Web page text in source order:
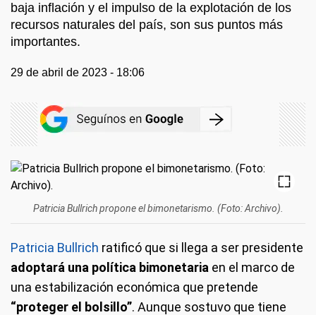
baja inflación y el impulso de la explotación de los
recursos naturales del país, son sus puntos más
importantes.
29 de abril de 2023 - 18:06
Patricia Bullrich propone el bimonetarismo. (Foto: Archivo).
Patricia Bullrich ratificó que si llega a ser presidente
adoptará una política bimonetaria en el marco de
una estabilización económica que pretende
“proteger el bolsillo”. Aunque sostuvo que tiene